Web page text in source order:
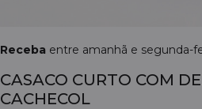
Receba entre amanhã e segunda-
CASACO CURTO COM
CACHECOL